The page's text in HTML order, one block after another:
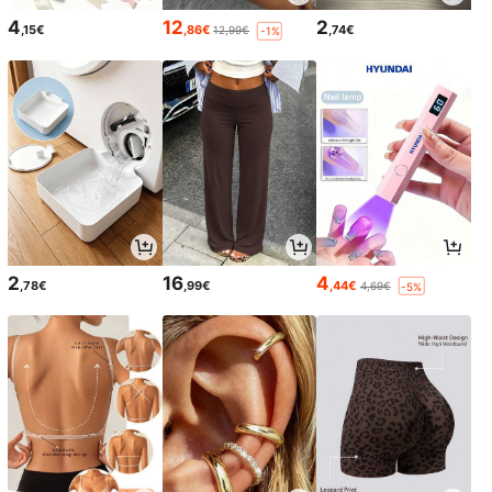
4,15€ 12,86€ 12,99€ -1% 2,74€
2 ,78€ 16,99€ 4 ,44€ 4,69€ -5%